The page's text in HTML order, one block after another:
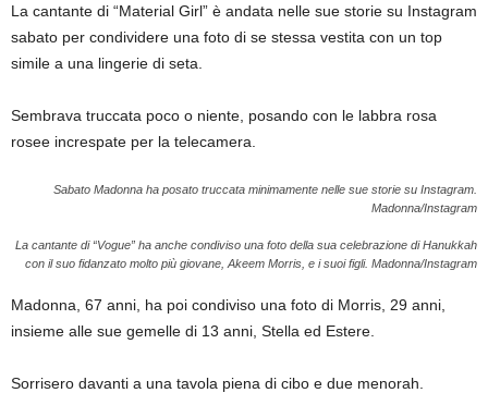
La cantante di “Material Girl” è andata nelle sue storie su Instagram
sabato per condividere una foto di se stessa vestita con un top
simile a una lingerie di seta.
Sembrava truccata poco o niente, posando con le labbra rosa
rosee increspate per la telecamera.
Sabato Madonna ha posato truccata minimamente nelle sue storie su Instagram.
Madonna/Instagram
La cantante di “Vogue” ha anche condiviso una foto della sua celebrazione di Hanukkah
con il suo fidanzato molto più giovane, Akeem Morris, e i suoi figli. Madonna/Instagram
Madonna, 67 anni, ha poi condiviso una foto di Morris, 29 anni,
insieme alle sue gemelle di 13 anni, Stella ed Estere.
Sorrisero davanti a una tavola piena di cibo e due menorah.